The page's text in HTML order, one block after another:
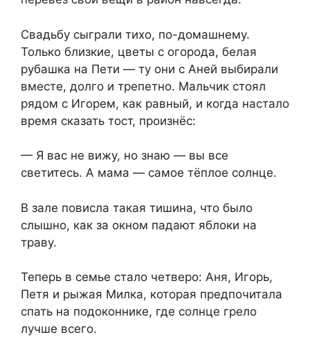
Свадьбу сыграли тихо, по-домашнему.
Только близкие, цветы с огорода, белая
рубашка на Пети — ту они с Аней выбирали
вместе, долго и трепетно. Мальчик стоял
рядом с Игорем, как равный, и когда настало
время сказать тост, произнёс:
— Я вас не вижу, но знаю — вы все
светитесь. А мама — самое тёплое солнце.
В зале повисла такая тишина, что было
слышно, как за окном падают яблоки на
траву.
Теперь в семье стало четверо: Аня, Игорь,
Петя и рыжая Милка, которая предпочитала
спать на подоконнике, где солнце грело
лучше всего.